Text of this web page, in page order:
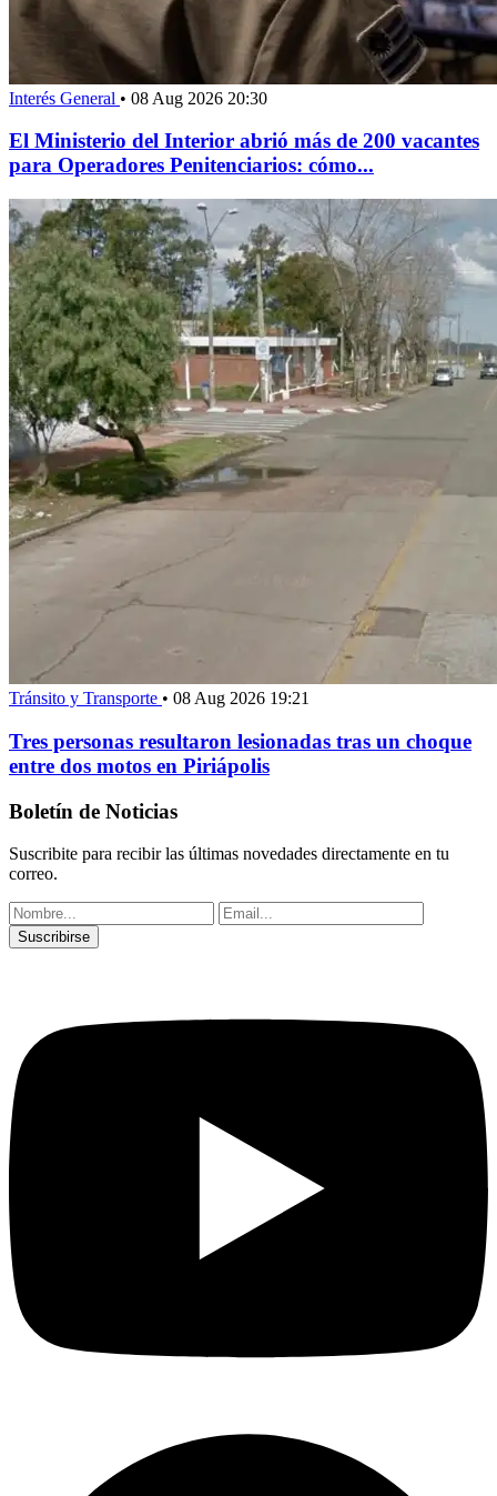
Interés General • 08 Aug 2026 20:30
El Ministerio del Interior abrió más de 200 vacantes
para Operadores Penitenciarios: cómo...
Tránsito y Transporte • 08 Aug 2026 19:21
Tres personas resultaron lesionadas tras un choque
entre dos motos en Piriápolis
Boletín de Noticias
Suscribite para recibir las últimas novedades directamente en tu
correo.
Suscribirse